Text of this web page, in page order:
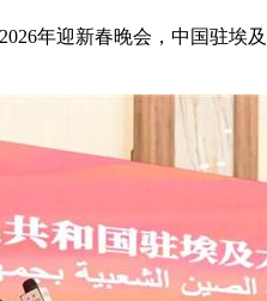
年迎新春晚会， 中国驻埃